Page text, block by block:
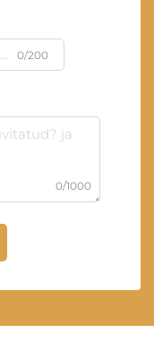
0/200
0/1000